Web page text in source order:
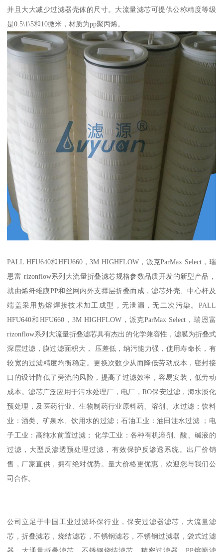
并且大大减少过滤器壳体的尺寸。大流量滤芯可提供公称精度等级
是0.5\1\5和10微米，材质为pp聚丙烯。
PALL HFU640和HFU660，3M HIGHFLOW，派克ParMax Select，瑞
恩富 rizonflow系列大流量折叠滤芯规格参数品质开发的新型产品，
就由烯纤维膜PP和丝网内外支撑层折叠而成，滤芯外壳、中心杆及
端盖采用热熔焊接技术加工成型，无泄漏，无二次污染。PALL
HFU640和HFU660，3M HIGHFLOW，派克ParMax Select，瑞恩富
rizonflow系列大流量折叠滤芯具有杰出的化学兼容性，滤膜为折叠式
深层过滤，膜过滤面积大， 压差低，纳污能力强，使用寿命长，有
较宽的过滤精度均衡稳定。更换次数少从而降低劳动成本，密封接
口的设计降低了旁流的风险，提高了过滤效率，容易安装，低劳动
成本。滤芯广泛应用于污水处理厂，电厂，RO保安过滤，海水淡化
预处理，及医药行业、生物制药行业原料药、溶剂、水过滤；饮料
业：酒类、矿泉水、饮用水的过滤；石油工业：油田注水过滤 ；电
子工业：高纯水前置过滤； 化学工业：各种有机溶剂、酸、碱液的
过滤，大型反渗透预处理过滤，有效保护反渗透系统。出厂价销
售，厂家直供，拥有绝对优势。量大价格更优惠，欢迎您与我们公
司合作。
公司立足于中国工业过滤环保行业，保安过滤器滤芯，大流量滤
芯，折叠滤芯，烧结滤芯，不锈钢滤芯，不锈钢过滤器，袋式过滤
器，大通量折叠滤芯，不锈钢烧结滤芯，精密过滤器，PP熔喷滤